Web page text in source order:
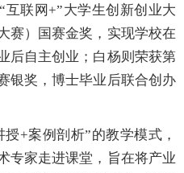
互联网+”大学生创新创业大
赛）国赛金奖，实现学校在
后自主创业；白杨则荣获第
银奖，博士毕业后联合创办
授+案例剖析”的教学模式，
专家走进课堂，旨在将产业